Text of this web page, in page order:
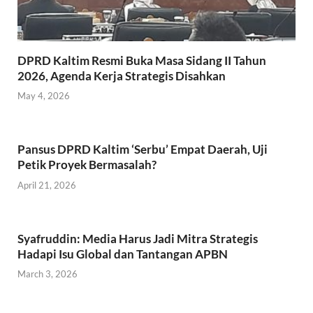
DPRD Kaltim Resmi Buka Masa Sidang II Tahun
2026, Agenda Kerja Strategis Disahkan
May 4, 2026
Pansus DPRD Kaltim ‘Serbu’ Empat Daerah, Uji
Petik Proyek Bermasalah?
April 21, 2026
Syafruddin: Media Harus Jadi Mitra Strategis
Hadapi Isu Global dan Tantangan APBN
March 3, 2026